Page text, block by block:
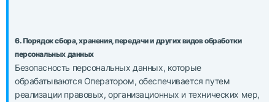
6. Порядок сбора, хранения, передачи и других видов обработки
персональных данных
Безопасность персональных данных, которые
обрабатываются Оператором, обеспечивается путем
реализации правовых, организационных и технических мер,